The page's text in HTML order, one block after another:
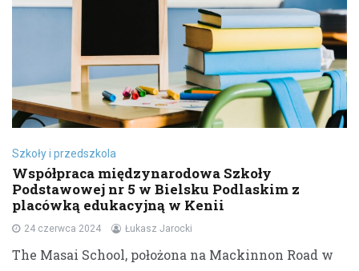
Szkoły i przedszkola
Współpraca międzynarodowa Szkoły
Podstawowej nr 5 w Bielsku Podlaskim z
placówką edukacyjną w Kenii
24 czerwca 2024 Łukasz Jarocki
The Masai School, położona na Mackinnon Road w